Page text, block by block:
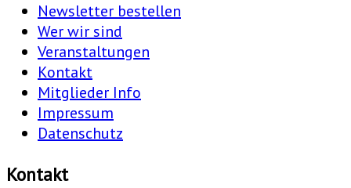
Newsletter bestellen
Wer wir sind
Veranstaltungen
Kontakt
Mitglieder Info
Impressum
Datenschutz
Kontakt